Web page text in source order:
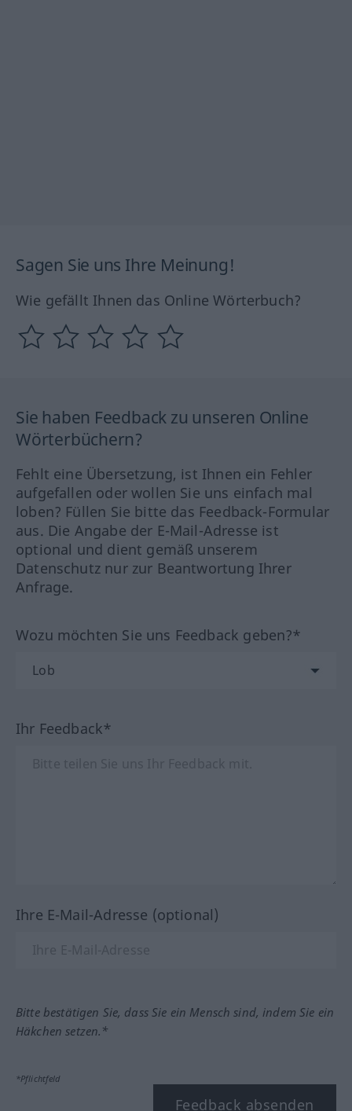
Sagen Sie uns Ihre Meinung!
Wie gefällt Ihnen das Online Wörterbuch?
Sie haben Feedback zu unseren Online
Wörterbüchern?
Fehlt eine Übersetzung, ist Ihnen ein Fehler
aufgefallen oder wollen Sie uns einfach mal
loben? Füllen Sie bitte das Feedback-Formular
aus. Die Angabe der E-Mail-Adresse ist
optional und dient gemäß unserem
Datenschutz nur zur Beantwortung Ihrer
Anfrage.
Wozu möchten Sie uns Feedback geben?*
Ihr Feedback*
Ihre E-Mail-Adresse (optional)
Bitte bestätigen Sie, dass Sie ein Mensch sind, indem Sie ein
Häkchen setzen.*
*Pflichtfeld
Feedback absenden